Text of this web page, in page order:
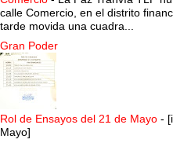
calle Comercio, en el distrito
tarde movida una cuadra...
Gran Poder
Rol de Ensayos del 21 de Mayo -
Mayo]